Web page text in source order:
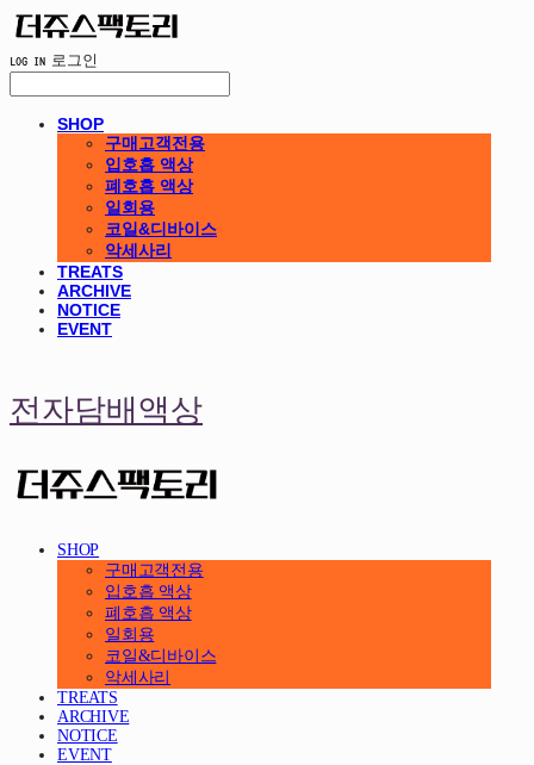
LOG IN 로그인
SHOP
구매고객전용
입호흡 액상
폐호흡 액상
일회용
코일&디바이스
악세사리
TREATS
ARCHIVE
NOTICE
EVENT
전자담배액상
SHOP
구매고객전용
입호흡 액상
폐호흡 액상
일회용
코일&디바이스
악세사리
TREATS
ARCHIVE
NOTICE
EVENT